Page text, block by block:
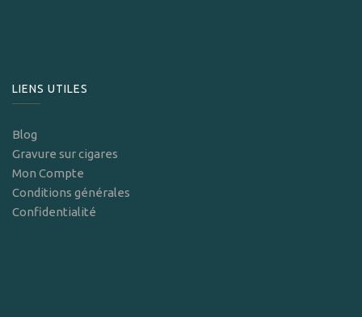
LIENS UTILES
Blog
Gravure sur cigares
Mon Compte
Conditions générales
Confidentialité